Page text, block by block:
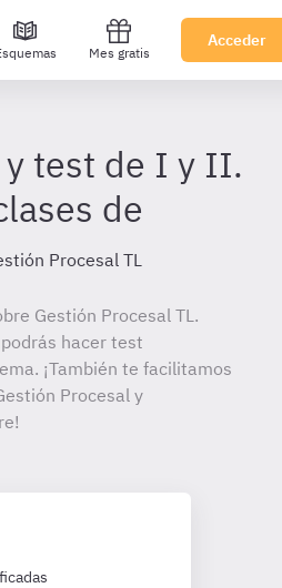
Mes gratis
Acceder
test de I y II.
de
Procesal TL
Gestión Procesal TL.
hacer test
¡También te facilitamos
Procesal y